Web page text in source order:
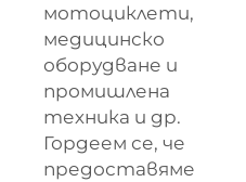
мотоциклети,
медицинско
оборудване и
промишлена
техника и др.
Гордеем се, че
предоставяме